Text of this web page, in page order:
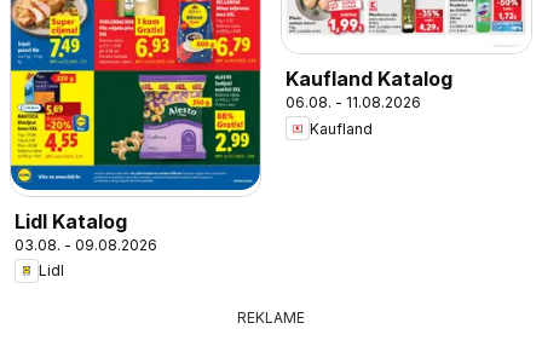
Lidl Katalog
03.08. - 09.08.2026
Lidl
Kaufland Katalog
06.08. - 11.08.2026
Kaufland
REKLAME